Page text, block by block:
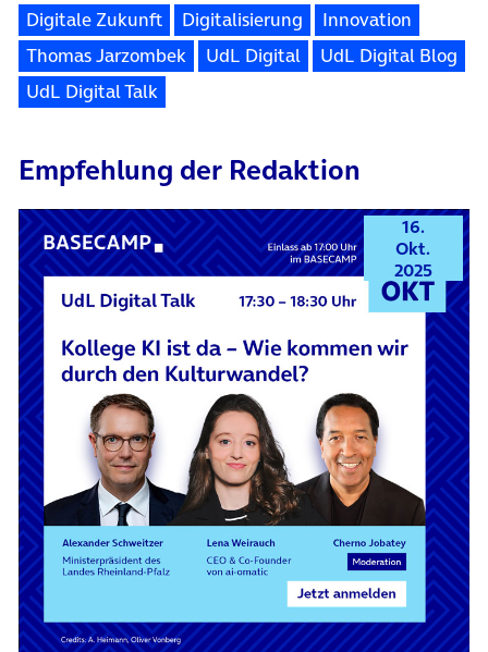
Digitale Zukunft
Digitalisierung
Innovation
Thomas Jarzombek
UdL Digital
UdL Digital Blog
UdL Digital Talk
Empfehlung der Redaktion
16.
Okt.
2025